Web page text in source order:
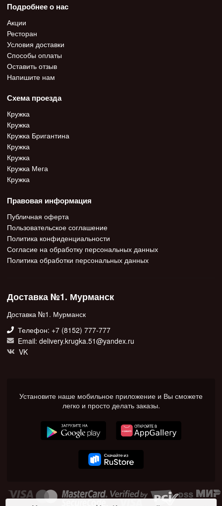
Подробнее о нас
Акции
Ресторан
Условия доставки
Способы оплаты
Оставить отзыв
Напишите нам
Схема проезда
Кружка
Кружка
Кружка Бригантина
Кружка
Кружка
Кружка Мега
Кружка
Правовая информация
Публичная оферта
Пользовательское соглашение
Политика конфиденциальности
Согласие на обработку персональных данных
Политика обработки персональных данных
Доставка №1. Мурманск
Доставка №1. Мурманск
Телефон: +7 (8152) 777-777
Email: delivery.krugka.51@yandex.ru
VK
Установите наше мобильное приложение и Вы сможете
легко и просто делать заказы.